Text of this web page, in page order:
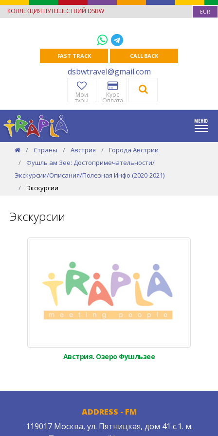
КОЛЛЕКЦИЯ ПУТЕШЕСТВИЙ DSBW EUR
FAST TRACK CALL BACK
dsbwtravel@gmail.com
Мои
туры
Курс
Оплата
Страны Австрия
Города Австрии
Фушль ам Зее: Достопримечательности/
Экскурсии/Описания/Полезная Инфо (2020-2021)
Экскурсии
Экскурсии
Австрия. Озеро Фушльзее
ADDRESS - FM
119017 Москва, ул. Пятницкая, дом 41 с.1. м.